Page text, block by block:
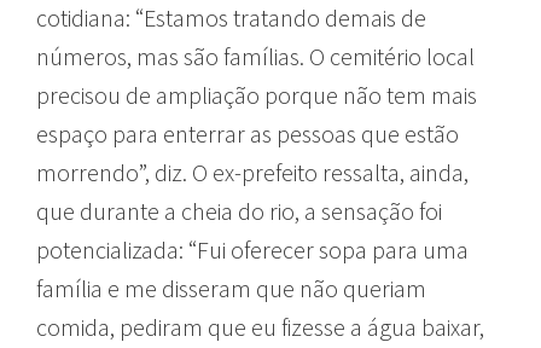
cotidiana: “Estamos tratando demais de
números, mas são famílias. O cemitério local
precisou de ampliação porque não tem mais
espaço para enterrar as pessoas que estão
morrendo”, diz. O ex-prefeito ressalta, ainda,
que durante a cheia do rio, a sensação foi
potencializada: “Fui oferecer sopa para uma
família e me disseram que não queriam
comida, pediram que eu fizesse a água baixar,